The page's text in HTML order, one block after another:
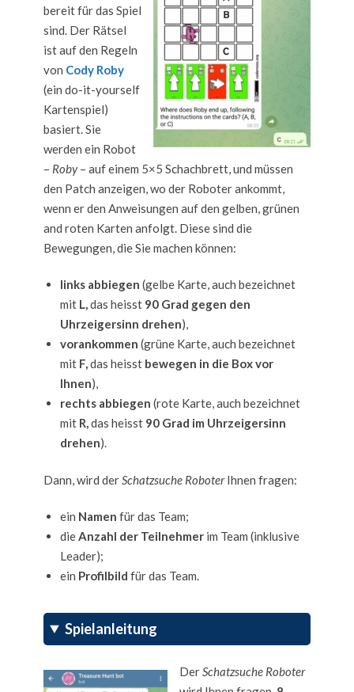
bereit für das Spiel
sind. Der Rätsel
ist auf den Regeln
von Cody Roby
(ein do-it-yourself
Kartenspiel)
basiert. Sie
werden ein Robot
– Roby– auf einem 5×5 Schachbrett, und müssen
den Patch anzeigen, wo der Roboter ankommt,
wenn er den Anweisungen auf den gelben, grünen
and roten Karten anfolgt. Diese sind die
Bewegungen, die Sie machen können:
links abbiegen (gelbe Karte, auch bezeichnet
mit L,das heisst 90 Grad gegen den
Uhrzeigersinn drehen),
vorankommen (grüne Karte, auch bezeichnet
mit F,das heisst bewegen in die Box vor
Ihnen),
rechts abbiegen (rote Karte, auch bezeichnet
mit R,das heisst 90 Grad im Uhrzeigersinn
drehen).
Dann, wird derSchatzsuche RoboterIhnen fragen:
ein Namen für das Team;
dieAnzahl der Teilnehmer im Team (inklusive
Leader);
ein Profilbild für das Team.
Spielanleitung
DerSchatzsuche Roboter